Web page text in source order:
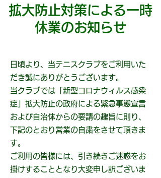
拡大防止対策による一時
休業のお知らせ
日頃より、当テニスクラブをご利用いた
だき誠にありがとうございます。
当クラブでは「新型コロナウィルス感染
症」拡大防止の政府による緊急事態宣言
および自治体からの要請の趣旨に則り、
下記のとおり営業の自粛をさせて頂きま
す。
ご利用の皆様には、引き続きご迷惑をお
掛けすることとなり大変申し訳ございま